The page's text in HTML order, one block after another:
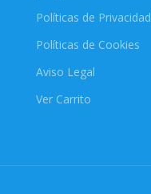
Políticas de Privacidad
Políticas de Cookies
Aviso Legal
Ver Carrito